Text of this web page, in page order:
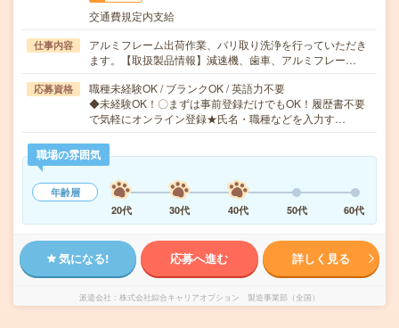
交通費規定内支給
仕事内容
アルミフレーム出荷作業、バリ取り洗浄を行っていただき
ます。【取扱製品情報】減速機、歯車、アルミフレー…
応募資格
職種未経験OK / ブランクOK / 英語力不要
◆未経験OK！〇まずは事前登録だけでもOK！履歴書不要
で気軽にオンライン登録★氏名・職種などを入力す…
職場の雰囲気
年齢層
20代
30代 40代 50代 60代
気になる! 応募へ進む 詳しく見る
派遣会社 株式会社綜合キャリアオプション 製造事業部（全国）